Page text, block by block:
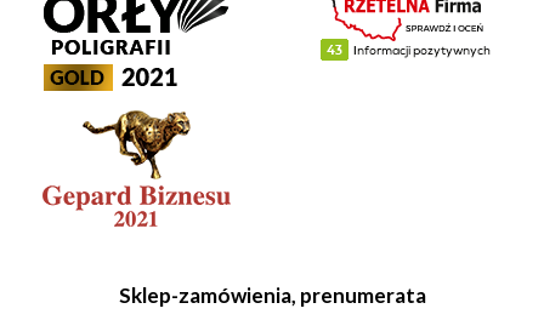
Sklep-zamówienia, prenumerata